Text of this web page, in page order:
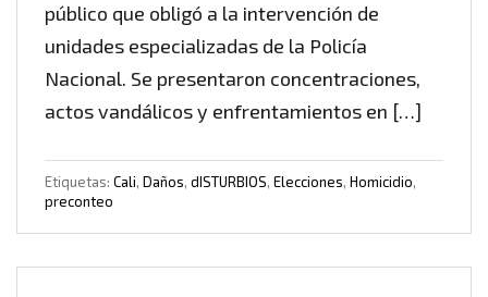
público que obligó a la intervención de
unidades especializadas de la Policía
Nacional. Se presentaron concentraciones,
actos vandálicos y enfrentamientos en […]
Etiquetas: Cali, Daños, dISTURBIOS, Elecciones, Homicidio,
preconteo